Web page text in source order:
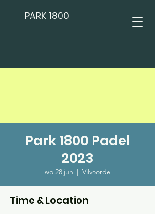
PARK 1800
Park 1800 Padel
2023
wo 28 jun
  |
Vilvoorde
Time & Location